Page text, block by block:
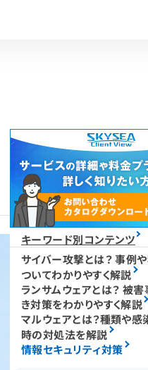
キーワード別コンテンツ
サイバー攻撃とは？ 事例
ついてわかりやすく解説
ランサムウェアとは？ 被害
き対策をわかりやすく解説
マルウェアとは？種類や
時の対処法を解説
情報セキュリティ対策